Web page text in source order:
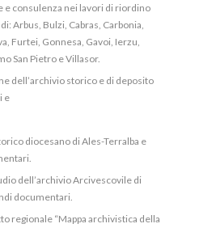
e consulenza nei lavori di riordino
Arbus, Bulzi, Cabras, Carbonia,
Furtei, Gonnesa, Gavoi, Ierzu,
San Pietro e Villasor.
dell’archivio storico e di deposito
e
diocesano di Ales-Terralba e
dell’archivio Arcivescovile di
documentari.
regionale “Mappa archivistica della